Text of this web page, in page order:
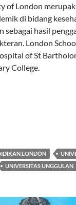
of London
di bidang
sebagai hasil
London
of St
College.
LONDON
UNIVERSITAS UNGGULAN